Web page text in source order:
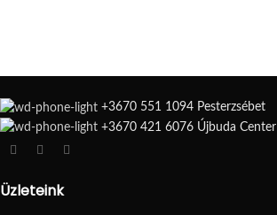
+3670 551 1094 Pesterzsébet
+3670 421 6076 Újbuda Center
Üzleteink